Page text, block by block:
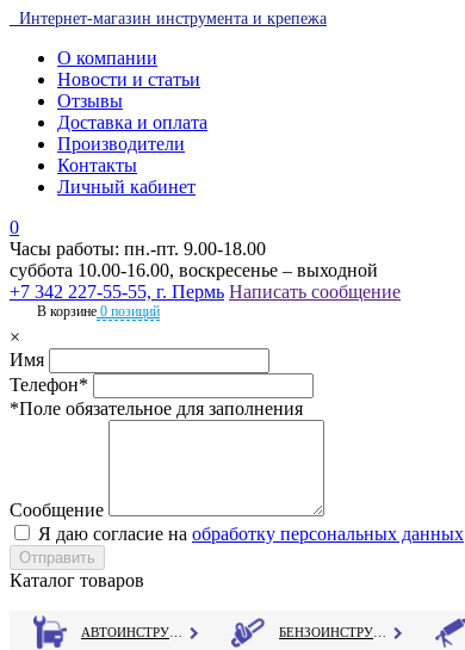
Интернет-магазин инструмента и крепежа
О компании
Новости и статьи
Отзывы
Доставка и оплата
Производители
Контакты
Личный кабинет
0
Часы работы: пн.-пт. 9.00-18.00
суббота 10.00-16.00, воскресенье – выходной
+7 342 227-55-55, г. Пермь Написать сообщение
В корзине 0 позиций
×
Имя
Телефон*
*Поле обязательное для заполнения
Сообщение
Я даю согласие на обработку персональных данных
Каталог товаров